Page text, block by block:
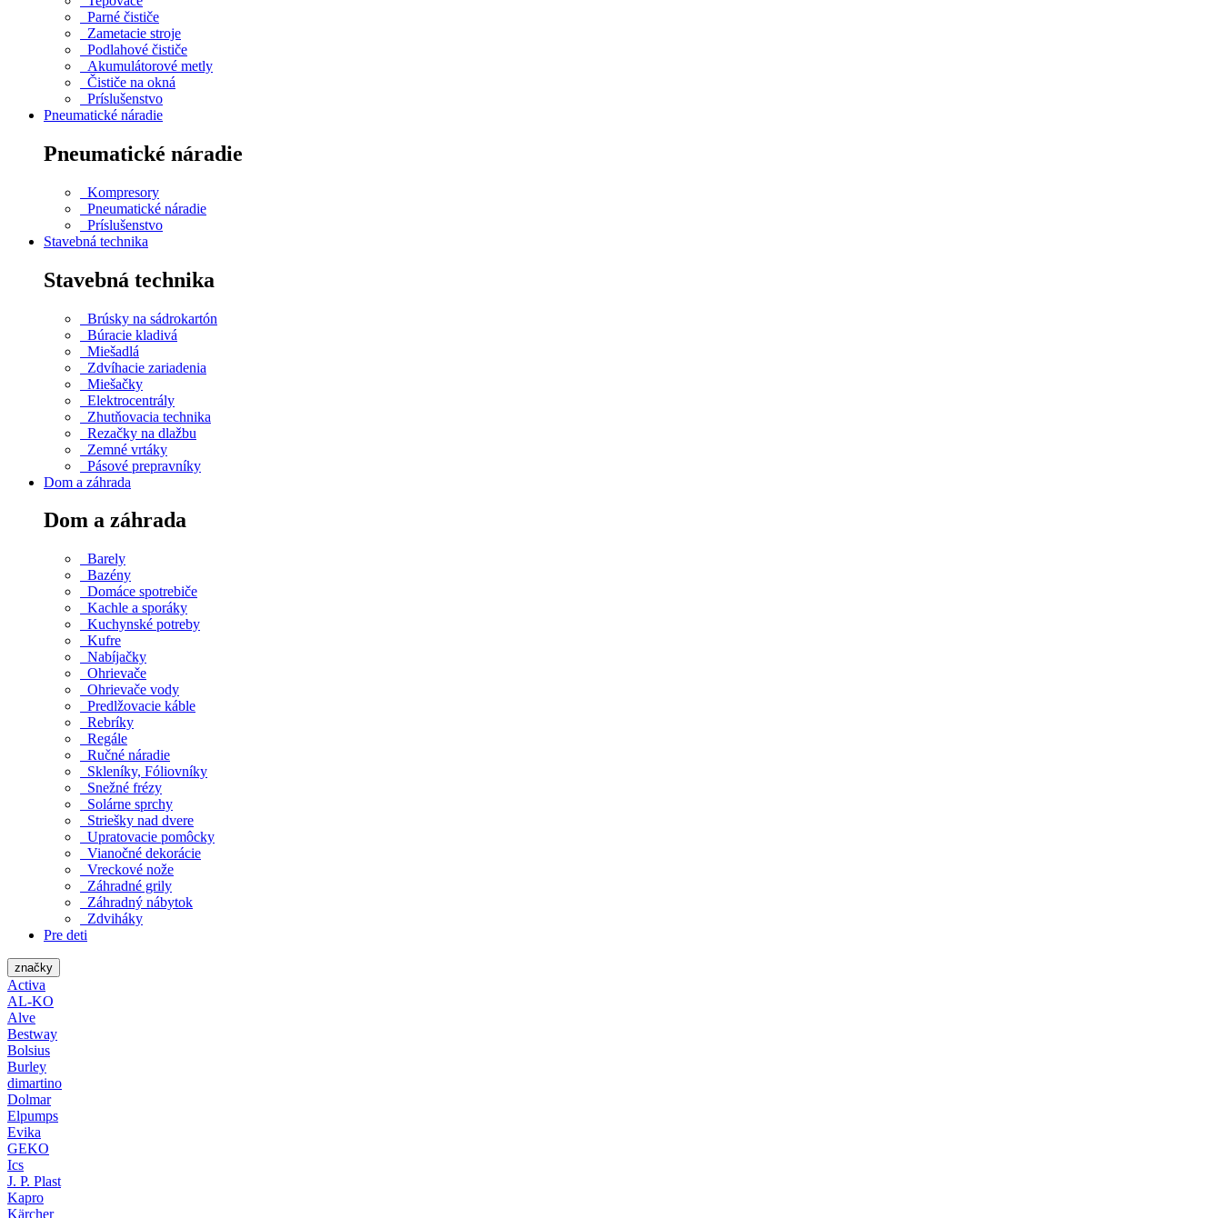
Parné čističe
Zametacie stroje
Podlahové čističe
Akumulátorové metly
Čističe na okná
Príslušenstvo
Pneumatické náradie
Pneumatické náradie
Kompresory
Pneumatické náradie
Príslušenstvo
Stavebná technika
Stavebná technika
Brúsky na sádrokartón
Búracie kladivá
Miešadlá
Zdvíhacie zariadenia
Miešačky
Elektrocentrály
Zhutňovacia technika
Rezačky na dlažbu
Zemné vrtáky
Pásové prepravníky
Dom a záhrada
Dom a záhrada
Barely
Bazény
Domáce spotrebiče
Kachle a sporáky
Kuchynské potreby
Kufre
Nabíjačky
Ohrievače
Ohrievače vody
Predlžovacie káble
Rebríky
Regále
Ručné náradie
Skleníky, Fóliovníky
Snežné frézy
Solárne sprchy
Striešky nad dvere
Upratovacie pomôcky
Vianočné dekorácie
Vreckové nože
Záhradné grily
Záhradný nábytok
Zdviháky
Pre deti
značky
Activa
AL-KO
Alve
Bestway
Bolsius
Burley
dimartino
Dolmar
Elpumps
Evika
GEKO
Ics
J. P. Plast
Kapro
Kärcher